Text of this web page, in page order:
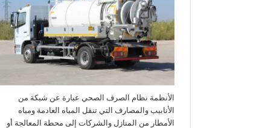
مغلقة
الأنظمة نظام الصرف الصحي عبارة عن شبكة من
الأنابيب والمصارف التي تنقل المياه العادمة ومياه
الأمطار من المنازل والشركات إلى محطة المعالجة أو